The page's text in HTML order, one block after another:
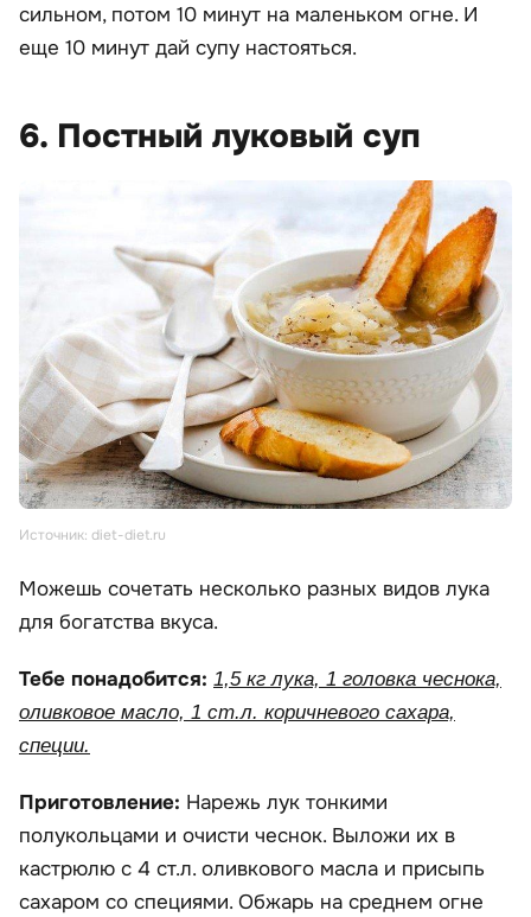
сильном, потом 10 минут на маленьком огне. И
еще 10 минут дай супу настояться.
6. Постный луковый суп
Источник: diet-diet.ru
Можешь сочетать несколько разных видов лука
для богатства вкуса.
Тебе понадобится: 1,5 кг лука, 1 головка чеснока,
оливковое масло, 1 ст.л. коричневого сахара,
специи.
Приготовление: Нарежь лук тонкими
полукольцами и очисти чеснок. Выложи их в
кастрюлю с 4 ст.л. оливкового масла и присыпь
сахаром со специями. Обжарь на среднем огне